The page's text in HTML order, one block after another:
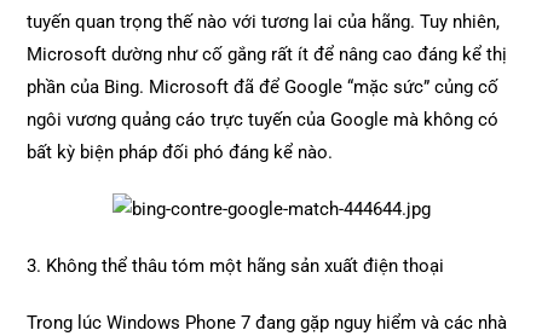
tuyến quan trọng thế nào với tương lai của hãng. Tuy nhiên,
Microsoft dường như cố gắng rất ít để nâng cao đáng kể thị
phần của Bing. Microsoft đã để Google “mặc sức” củng cố
ngôi vương quảng cáo trực tuyến của Google mà không có
bất kỳ biện pháp đối phó đáng kể nào.
3. Không thể thâu tóm một hãng sản xuất điện thoại
Trong lúc Windows Phone 7 đang gặp nguy hiểm và các nhà